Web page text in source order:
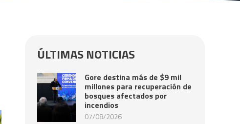
ÚLTIMAS NOTICIAS
Gore destina más de $9 mil
millones para recuperación de
bosques afectados por
incendios
07/08/2026